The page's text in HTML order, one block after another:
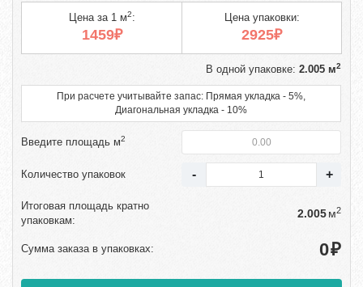
Цена за 1 м2:
1459₽
Цена упаковки:
2925₽
В одной упаковке: 2.005 м2
При расчете учитывайте запас: Прямая укладка - 5%,
Диагональная укладка - 10%
Введите площадь м2
Количество упаковок
Итоговая площадь кратно
упаковкам:
м2
Сумма заказа в упаковках: ₽